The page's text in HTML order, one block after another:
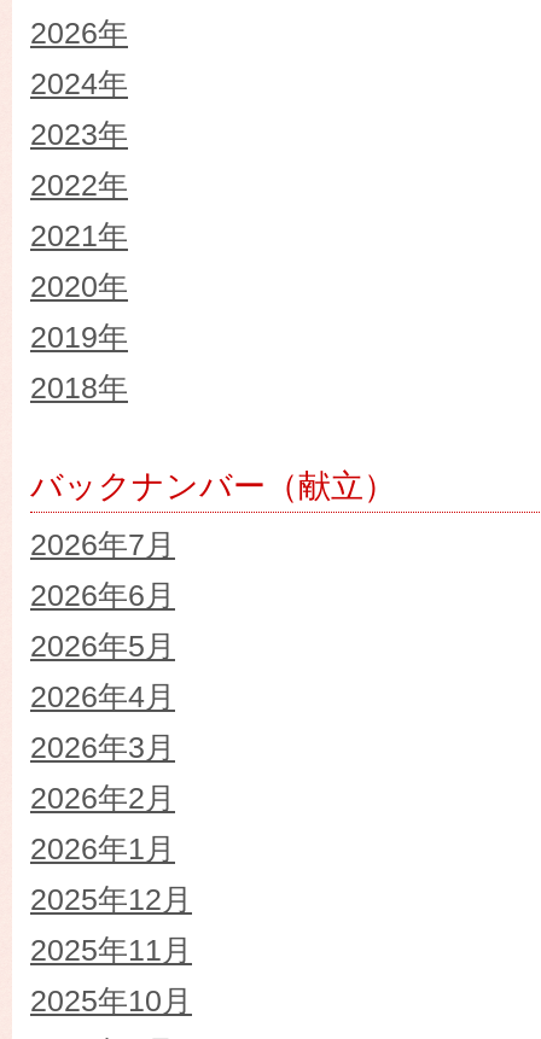
2026年
2024年
2023年
2022年
2021年
2020年
2019年
2018年
バックナンバー（献立）
2026年7月
2026年6月
2026年5月
2026年4月
2026年3月
2026年2月
2026年1月
2025年12月
2025年11月
2025年10月